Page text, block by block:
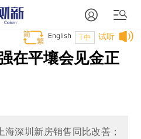
试听
T中
English
在平壤会见金正
深圳新房销售同比改善；